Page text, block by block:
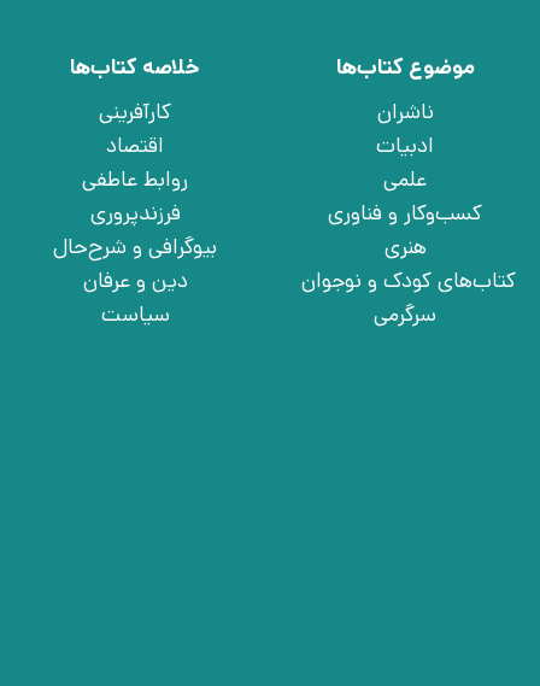
موضوع کتاب‌ها
ناشران
ادبیات
علمی
کسب‌وکار و فناوری
هنری
کتاب‌های کودک و نوجوان
سرگرمی
خلاصه کتاب‌ها
کارآفرینی
اقتصاد
روابط عاطفی
فرزندپروری
بیوگرافی و شرح‌حال
دین و عرفان
سیاست